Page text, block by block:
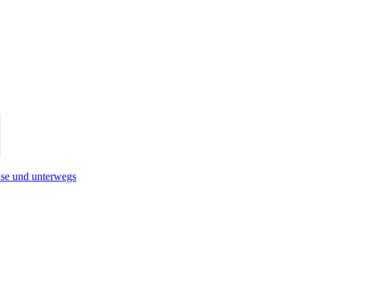
und unterwegs